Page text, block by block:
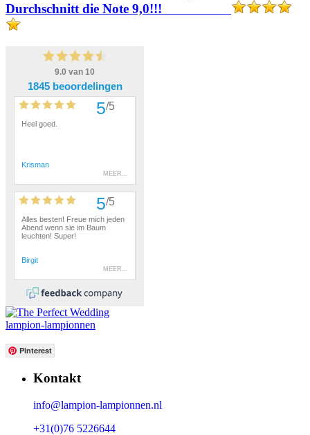
Durchschnitt die Note 9,0!!!
lampion-lampionnen
Pinterest
Kontakt
info@lampion-lampionnen.nl
+31(0)76 5226644